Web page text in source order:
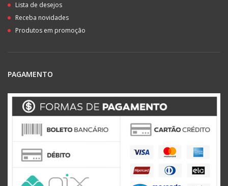
Lista de desejos
Receba novidades
Produtos em promoção
PAGAMENTO